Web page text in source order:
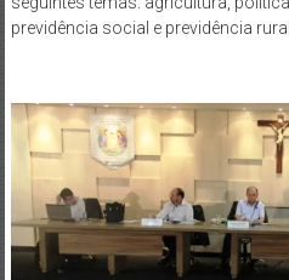
previdência social e previdência rural.